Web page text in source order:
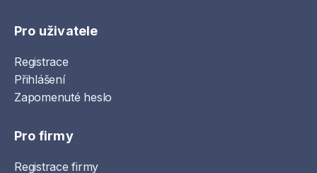
Pro uživatele
Registrace
Přihlášení
Zapomenuté heslo
Pro firmy
Registrace firmy